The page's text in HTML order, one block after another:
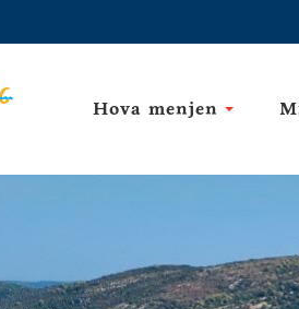
Hova menjen